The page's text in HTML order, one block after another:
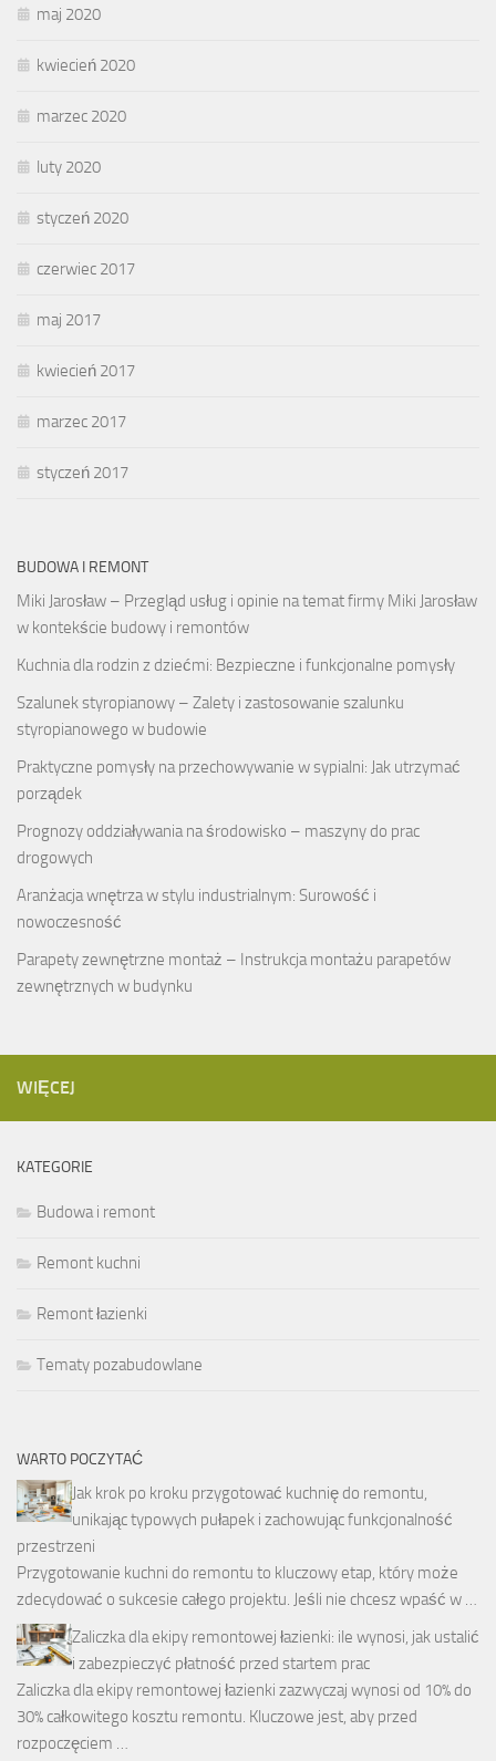
maj 2020
kwiecień 2020
marzec 2020
luty 2020
styczeń 2020
czerwiec 2017
maj 2017
kwiecień 2017
marzec 2017
styczeń 2017
BUDOWA I REMONT
Miki Jarosław – Przegląd usług i opinie na temat firmy Miki Jarosław
w kontekście budowy i remontów
Kuchnia dla rodzin z dziećmi: Bezpieczne i funkcjonalne pomysły
Szalunek styropianowy – Zalety i zastosowanie szalunku
styropianowego w budowie
Praktyczne pomysły na przechowywanie w sypialni: Jak utrzymać
porządek
Prognozy oddziaływania na środowisko – maszyny do prac
drogowych
Aranżacja wnętrza w stylu industrialnym: Surowość i
nowoczesność
Parapety zewnętrzne montaż – Instrukcja montażu parapetów
zewnętrznych w budynku
WIĘCEJ
KATEGORIE
Budowa i remont
Remont kuchni
Remont łazienki
Tematy pozabudowlane
WARTO POCZYTAĆ
Jak krok po kroku przygotować kuchnię do remontu,
unikając typowych pułapek i zachowując funkcjonalność
przestrzeni
Przygotowanie kuchni do remontu to kluczowy etap, który może
zdecydować o sukcesie całego projektu. Jeśli nie chcesz wpaść w …
Zaliczka dla ekipy remontowej łazienki: ile wynosi, jak ustalić
i zabezpieczyć płatność przed startem prac
Zaliczka dla ekipy remontowej łazienki zazwyczaj wynosi od 10% do
30% całkowitego kosztu remontu. Kluczowe jest, aby przed
rozpoczęciem …